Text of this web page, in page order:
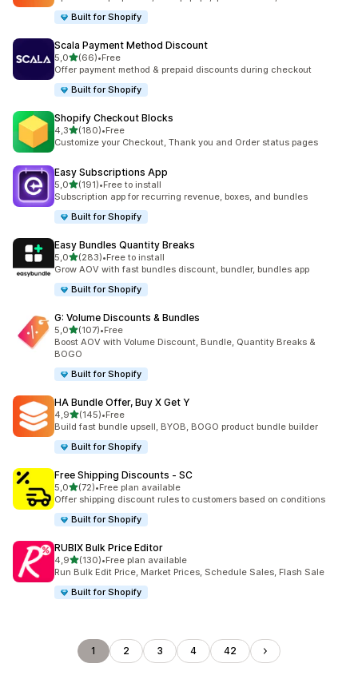
Built for Shopify
Scala Payment Method Discount
5,0z 5 hvězd
(66)
Celkový počet recenzí: 66
•Free
Offer payment method & prepaid discounts during checkout
Built for Shopify
Shopify Checkout Blocks
4,3z 5 hvězd
(180)
Celkový počet recenzí: 180
•Free
Customize your Checkout, Thank you and Order status pages
Easy Subscriptions App
5,0z 5 hvězd
(191)
Celkový počet recenzí: 191
•Free to install
Subscription app for recurring revenue, boxes, and bundles
Built for Shopify
Easy Bundles Quantity Breaks
5,0z 5 hvězd
(283)
Celkový počet recenzí: 283
•Free to install
Grow AOV with fast bundles discount, bundler, bundles app
Built for Shopify
G: Volume Discounts & Bundles
5,0z 5 hvězd
(107)
Celkový počet recenzí: 107
•Free
Boost AOV with Volume Discount, Bundle, Quantity Breaks &
BOGO
Built for Shopify
HA Bundle Offer, Buy X Get Y
4,9z 5 hvězd
(145)
Celkový počet recenzí: 145
•Free
Build fast bundle upsell, BYOB, BOGO product bundle builder
Built for Shopify
Free Shipping Discounts ‑ SC
5,0z 5 hvězd
(72)
Celkový počet recenzí: 72
•Free plan available
Offer shipping discount rules to customers based on conditions
Built for Shopify
RUBIX Bulk Price Editor
4,9z 5 hvězd
(130)
Celkový počet recenzí: 130
•Free plan available
Run Bulk Edit Price, Market Prices, Schedule Sales, Flash Sale
Built for Shopify
1 2 3 4 42